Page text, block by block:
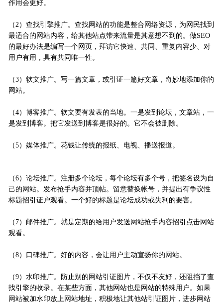
作用会更好。
（2）查找引擎推广。查找网站的功能是整合网络资源，为网民找到
最适合的网站内容，给其他站点带来流量是其意想不到的。做SEO
的最好办法是编写一个网页，拜访它快速、共同、重复内容少、对
用户有用，具有共同唯一性。
（3）软文推广。写一篇文章，或引证一篇好文章，奇妙地添加你的
网站。
（4）博客推广。软文要有发表的当地。一是发到论坛，文章站，一
是发到博客。把它发送到博客是很好的。它不会被删除。
（5）媒体推广。花钱让传统的报纸、电视、播送报道。
（6）论坛推广。注册多个论坛，每个论坛有多个号，把签名设为自
己的网站。发布抢手内容并顶帖。留意替换帐号，并提出有争议性
标题招引证户观看。一个好的标题是论坛成功或失利的要害。
（7）邮件推广。就是定期的给用户发送网站抢手内容招引点击网站
观看。
（8）口碑推广。好的内容，会让用户主动宣扬你的网站。
（9）水印推广。防止别的网站引证图片，不仅不友好，还阻挡了查
找引擎的收录。在某些方面，其他网站也是网站的特殊用户。如果
网站被加水印放上网站地址，积极地让其他站引证图片，进步网站